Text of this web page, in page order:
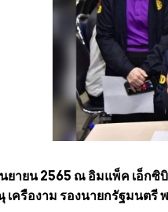
ยายน 2565 ณ อิมแพ็ค เอ็กซิ
เครืองาม รองนายกรัฐมนตรี